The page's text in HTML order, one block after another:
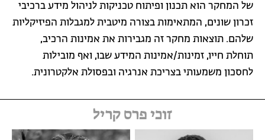
של המחקר הוא תכנון ופיתוח טכניקות לניהול מידע ברכיבי
זכרון שונים, המתאימות בצורה מיטבית למגבלות הפיזיקליות
שלהם. תוצאות מחקר זה מגבירות את אמינות הרכיב,
תוחלת חייו, זמינות/אמינות המידע שבו, ואף מובילות
לחסכון משמעותי בצריכת אנרגיה ובפסולת אלקטרונית.
זוכי פרס קריל